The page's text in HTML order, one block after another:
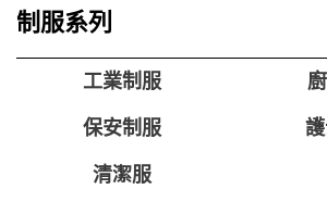
制服系列
工業制服
保安制服
清潔服